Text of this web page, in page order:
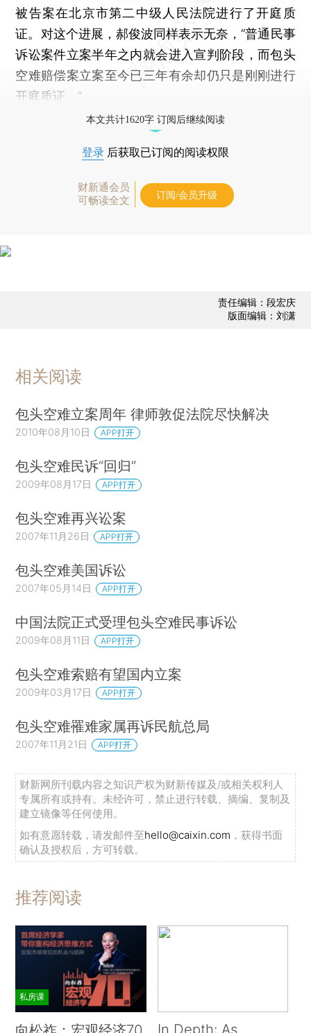
被告案在北京市第二中级人民法院进行了开庭质
证。对这个进展，郝俊波同样表示无奈，“普通民事
诉讼案件立案半年之内就会进入宣判阶段，而包头
空难赔偿案立案至今已三年有余却仍只是刚刚进行
开庭质证。”
本文共计1620字 订阅后继续阅读
登录 后获取已订阅的阅读权限
财新通会员
可畅读全文
订阅/会员升级
责任编辑：段宏庆
版面编辑：刘潇
相关阅读
包头空难立案周年 律师敦促法院尽快解决
2010年08月10日 APP打开
包头空难民诉“回归”
2009年08月17日 APP打开
包头空难再兴讼案
2007年11月26日 APP打开
包头空难美国诉讼
2007年05月14日 APP打开
中国法院正式受理包头空难民事诉讼
2009年08月11日 APP打开
包头空难索赔有望国内立案
2009年03月17日 APP打开
包头空难罹难家属再诉民航总局
2007年11月21日 APP打开
财新网所刊载内容之知识产权为财新传媒及/或相关权利人
专属所有或持有。未经许可，禁止进行转载、摘编、复制及
建立镜像等任何使用。
如有意愿转载，请发邮件至hello@caixin.com ，获得书面
确认及授权后，方可转载。
推荐阅读
私房课
In Depth: As